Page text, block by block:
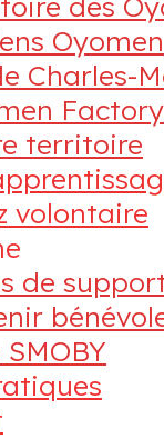
Oyomen
Charles-
Factory
territoire
volontaire
de